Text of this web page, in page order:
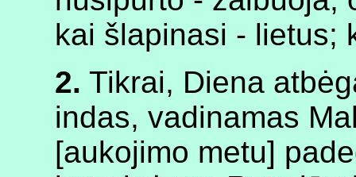
kai šlapinasi - lietus;
2. Tikrai, Diena
indas, vadinamas
[aukojimo metu]